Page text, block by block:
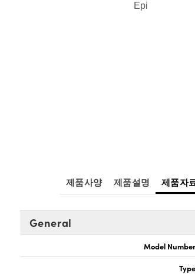
Epi
제품사양 제품설명 제품자
General
Model